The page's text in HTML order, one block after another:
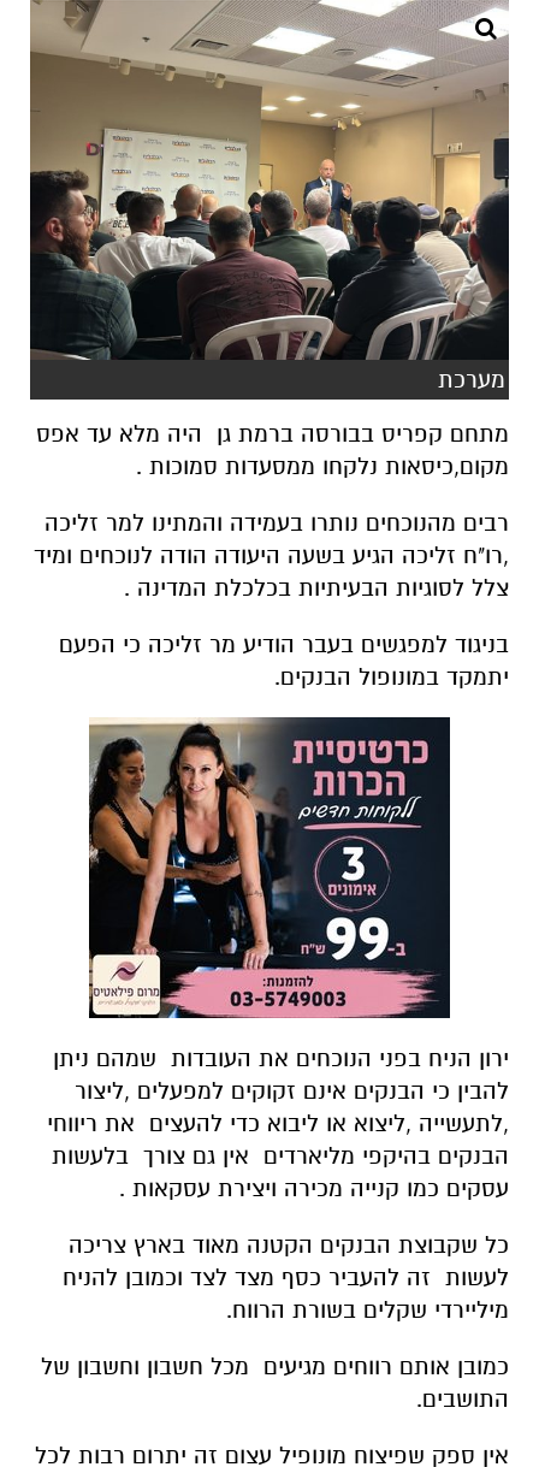
מערכת
מתחם קפריס בבורסה ברמת גן היה מלא עד אפס
מקום,כיסאות נלקחו ממסעדות סמוכות .
רבים מהנוכחים נותרו בעמידה והמתינו למר זליכה
,רו"ח זליכה הגיע בשעה היעודה הודה לנוכחים ומיד
צלל לסוגיות הבעיתיות בכלכלת המדינה .
בניגוד למפגשים בעבר הודיע מר זליכה כי הפעם
יתמקד במונופול הבנקים.
ירון הניח בפני הנוכחים את העובדות שמהם ניתן
להבין כי הבנקים אינם זקוקים למפעלים ,ליצור
,לתעשייה ,ליצוא או ליבוא כדי להעצים את ריווחי
הבנקים בהיקפי מליארדים אין גם צורך בלעשות
עסקים כמו קנייה מכירה ויצירת עסקאות .
כל שקבוצת הבנקים הקטנה מאוד בארץ צריכה
לעשות זה להעביר כסף מצד לצד וכמובן להניח
מיליירדי שקלים בשורת הרווח.
כמובן אותם רווחים מגיעים מכל חשבון וחשבון של
התושבים.
אין ספק שפיצוח מונופיל עצום זה יתרום רבות לכל